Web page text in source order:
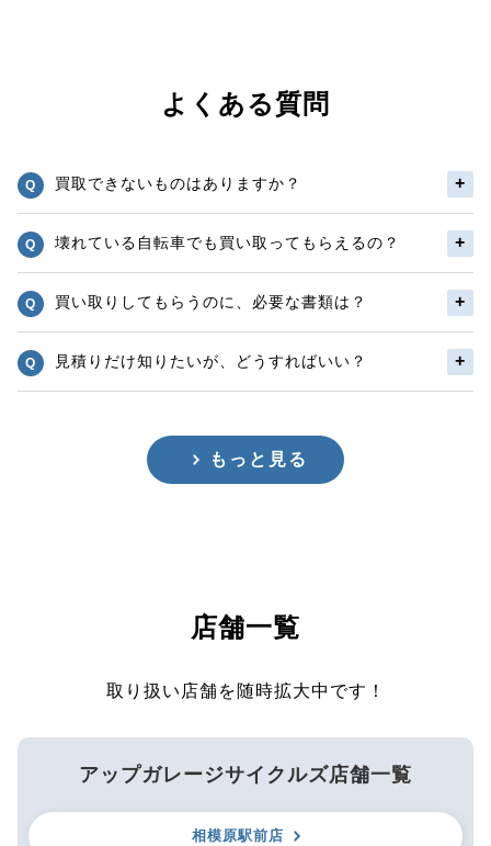
よくある質問
買取できないものはありますか？
壊れている自転車でも買い取ってもらえるの？
買い取りしてもらうのに、必要な書類は？
見積りだけ知りたいが、どうすればいい？
もっと見る
店舗一覧
取り扱い店舗を随時拡大中です！
アップガレージサイクルズ店舗一覧
相模原駅前店